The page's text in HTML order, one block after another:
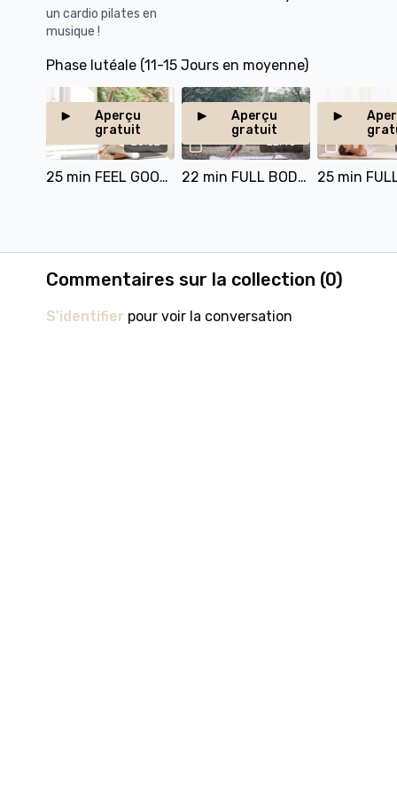
J'ai crée ce programme avec toutes les phases et
vidéos adaptées que vous pouvez suivre facilement
un cardio pilates en
musique !
Phase lutéale (11-15 Jours en moyenne)
Aperçu
gratuit
25 min FEEL GOOD PILATES
Aperçu
gratuit
22 min FULL BODY FEEL GOOD
Commentaires sur la collection (0)
S'identifierpour voir la conversation